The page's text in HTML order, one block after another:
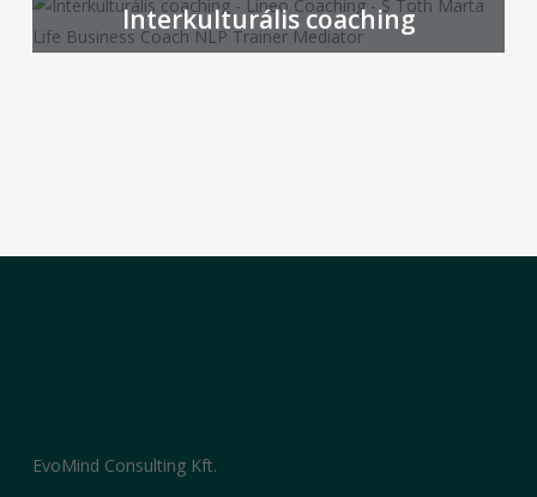
Interkulturális coaching
EvoMind Consulting Kft.